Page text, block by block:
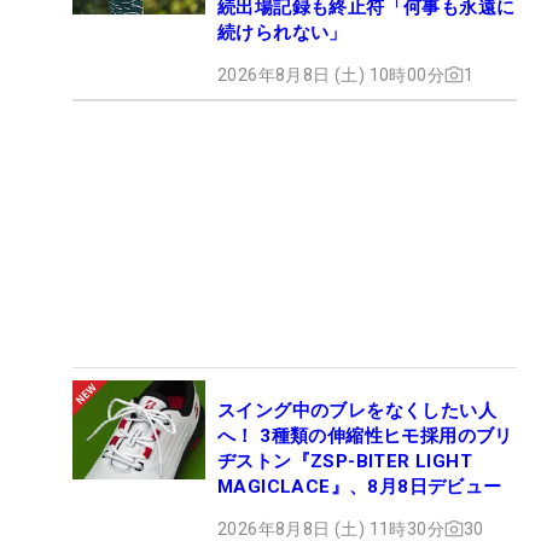
続出場記録も終止符「何事も永遠に
続けられない」
2026年8月8日 (土) 10時00分 1
スイング中のブレをなくしたい人
へ！ 3種類の伸縮性ヒモ採用のブリ
ヂストン『ZSP-BITER LIGHT
MAGICLACE』、8月8日デビュー
2026年8月8日 (土) 11時30分 30